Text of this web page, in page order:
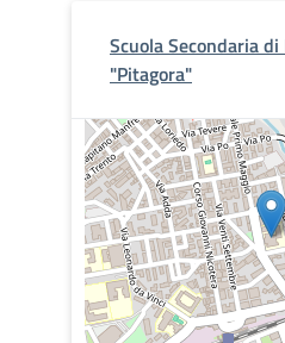
Scuola Secondaria
"Pitagora"